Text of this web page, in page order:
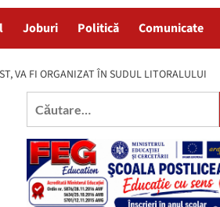
Joburi Politică Comunicate
VA FI ORGANIZAT ÎN SUDUL LITORALULUI
Caută